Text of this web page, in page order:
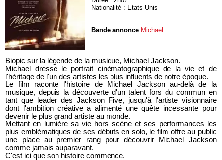
Nationalité : Etats-Unis
Bande annonce Michael
Biopic sur la légende de la musique, Michael Jackson.
Michael dresse le portrait cinématographique de la vie et de
l'héritage de l'un des artistes les plus influents de notre époque.
Le film raconte l'histoire de Michael Jackson au-delà de la
musique, depuis la découverte d'un talent fors du commun en
tant que leader des Jackson Five, jusqu'à l'artiste visionnaire
dont l'ambition créative a alimenté une quête incessante pour
devenir le plus grand artiste au monde.
Mettant en lumière sa vie hors scène et ses performances les
plus emblématiques de ses débuts en solo, le film offre au public
une place au premier rang pour découvrir Michael Jackson
comme jamais auparavant.
C'est ici que son histoire commence.